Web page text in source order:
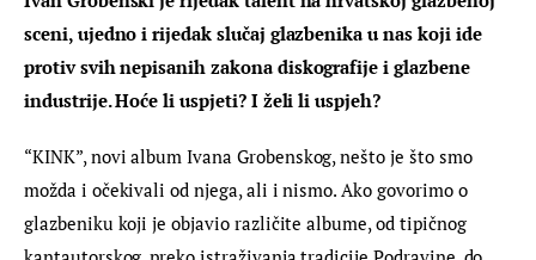
sceni, ujedno i rijedak slučaj glazbenika u nas koji ide
protiv svih nepisanih zakona diskografije i glazbene
industrije. Hoće li uspjeti? I želi li uspjeh?
“KINK”, novi album Ivana Grobenskog, nešto je što smo
možda i očekivali od njega, ali i nismo. Ako govorimo o
glazbeniku koji je objavio različite albume, od tipičnog